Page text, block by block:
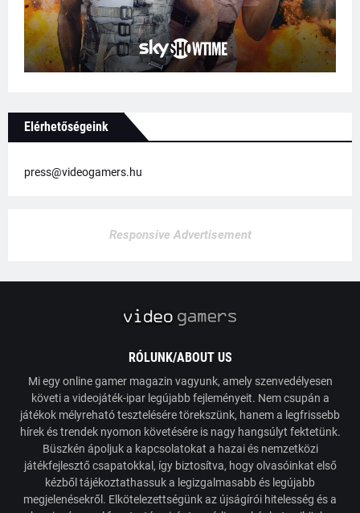
Elérhetőségeink
press@videogamers.hu
Responsive Advertisement
RÓLUNK/ABOUT US
Mi egy online gamer magazin vagyunk, amely szenvedélyesen
követi a videojáték-ipar legújabb fejleményeit. Nem csupán a
játékok mélyreható tesztelésére törekszünk, hanem a legfrissebb
hírek és trendek nyomon követésére is nagy hangsúlyt fektetünk.
Büszkén ápoljuk a kapcsolatokat a hazai és nemzetközi
játékfejlesztő csapatokkal, így biztosítva, hogy olvasóinkat első
kézből tájékoztathassuk a legizgalmasabb és legújabb
megjelenésekről. Elkötelezettségünk az újságírói hitelesség és a